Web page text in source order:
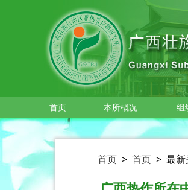
首页 本所概况 组
首页 > 首页 > 最新